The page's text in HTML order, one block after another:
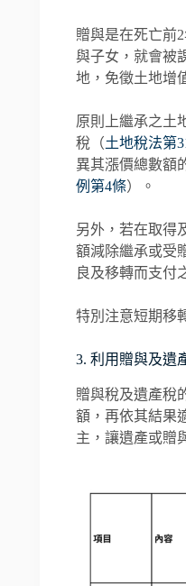
贈與是在死亡前
與子女，就會被
地，免徵土地增
原則上繼承之土
稅（土地稅法第
異其漲價總數額
例第4條）。
另外，若在取得
額減除繼承或受
良及移轉而支付
特別注意短期移
3. 利用贈與及遺
贈與稅及遺產稅
額，再依其結果
主，讓遺產或贈